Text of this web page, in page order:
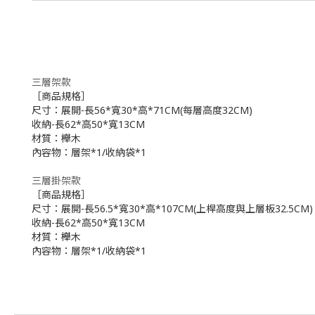
三層架款
［商品規格］
尺寸：展開-長56*寬30*高*71CM(每層高度32CM)
收納-長62*高50*寬13CM
材質：櫸木
內容物：層架*1/收納袋*1
三層掛架款
［商品規格］
尺寸：展開-長56.5*寬30*高*107CM(上桿高度與上層板32.5CM)
收納-長62*高50*寬13CM
材質：櫸木
內容物：層架*1/收納袋*1